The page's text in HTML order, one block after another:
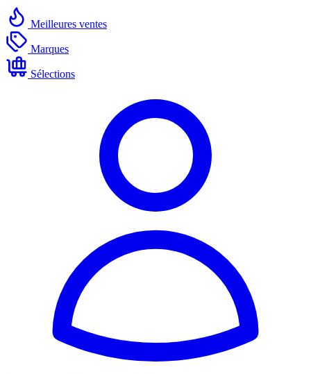
Meilleures ventes
Marques
Sélections